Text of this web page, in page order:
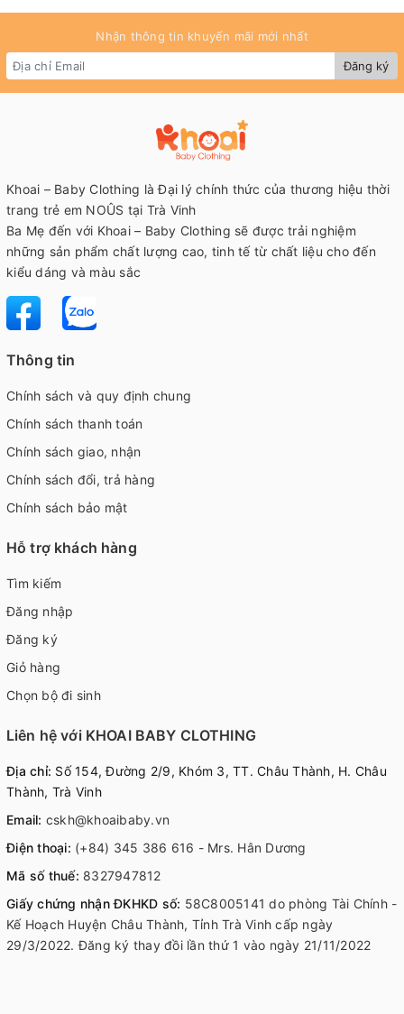
Nhận thông tin khuyến mãi mới nhất
Đăng ký
Khoai – Baby Clothing là Đại lý chính thức của thương hiệu thời
trang trẻ em NOÛS tại Trà Vinh
Ba Mẹ đến với Khoai – Baby Clothing sẽ được trải nghiệm
những sản phẩm chất lượng cao, tinh tế từ chất liệu cho đến
kiểu dáng và màu sắc
Thông tin
Chính sách và quy định chung
Chính sách thanh toán
Chính sách giao, nhận
Chính sách đổi, trả hàng
Chính sách bảo mật
Hỗ trợ khách hàng
Tìm kiếm
Đăng nhập
Đăng ký
Giỏ hàng
Chọn bộ đi sinh
Liên hệ với KHOAI BABY CLOTHING
Địa chỉ: Số 154, Đường 2/9, Khóm 3, TT. Châu Thành, H. Châu
Thành, Trà Vinh
Email: cskh@khoaibaby.vn
Điện thoại: (+84) 345 386 616 - Mrs. Hân Dương
Mã số thuế: 8327947812
Giấy chứng nhận ĐKHKD số: 58C8005141 do phòng Tài Chính -
Kế Hoạch Huyện Châu Thành, Tỉnh Trà Vinh cấp ngày
29/3/2022. Đăng ký thay đồi lần thứ 1 vào ngày 21/11/2022